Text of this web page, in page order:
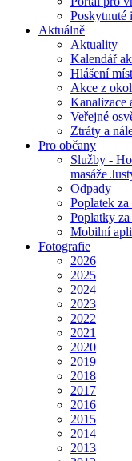
Poskytnuté
Aktuálně
Aktuality
Kalendář
Hlášení
Akce z
Kanalizace
Veřejné
Ztráty a
Pro občany
Služby -
masáže
Odpady
Poplatek za
Poplatky
Mobilní
Fotografie
2026
2025
2024
2023
2022
2021
2020
2019
2018
2017
2016
2015
2014
2013